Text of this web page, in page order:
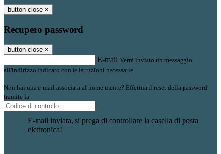
button close ×
Recupero password
button close ×
E-mail Verrà inviato un messaggio
all'indirizzo indicato con le istruzioni necessarie.
Non hai una e-mail associata al nome utente? Effettua il reset della password
tramite la
E-mail inviata, si prega di controllare la casella di posta
elettronica!